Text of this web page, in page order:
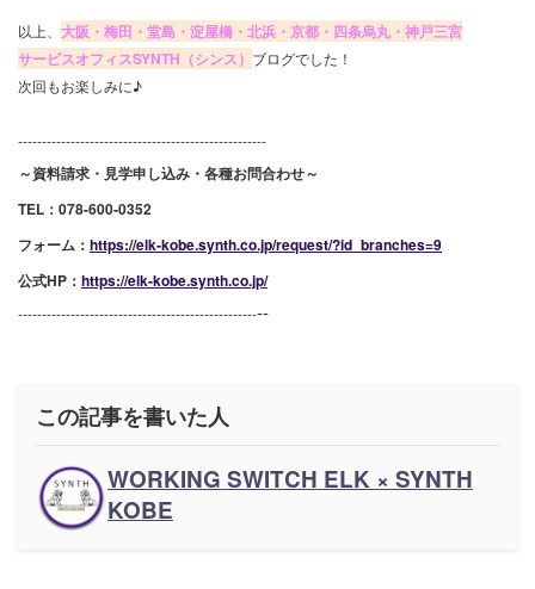
以上、 大阪・梅田・堂島・淀屋橋・北浜・京都・四条烏丸・神戸三宮
サービスオフィスSYNTH（シンス） ブログでした！
次回もお楽しみに♪
----------------------------------------------------
～資料請求・見学申し込み・各種お問合わせ～
TEL：078-600-0352
フォーム： https://elk-kobe.synth.co.jp/request/?id_branches=9
公式HP： https://elk-kobe.synth.co.jp/
----------------------------------------------------
この記事を書いた人
WORKING SWITCH ELK × SYNTH
KOBE